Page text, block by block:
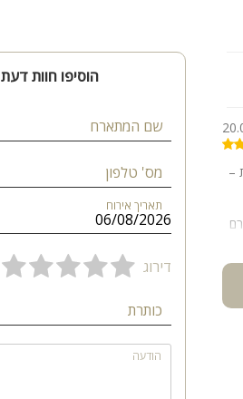
–
הוסיפו חוות דעת
שם המתארח
מס' טלפון
תאריך אירוח
דירוג
כותרת
הודעה